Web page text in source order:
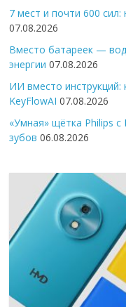
7 мест и почти 600
07.08.2026
Вместо батареек —
энергии 07.08.2026
ИИ вместо инструкций:
KeyFlowAI 07.08.2026
«Умная» щётка Philips
зубов 06.08.2026